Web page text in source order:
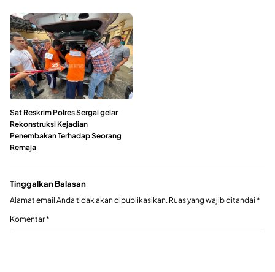
Sat Reskrim Polres Sergai gelar
Rekonstruksi Kejadian
Penembakan Terhadap Seorang
Remaja
Tinggalkan Balasan
Alamat email Anda tidak akan dipublikasikan. Ruas yang wajib ditandai *
Komentar*